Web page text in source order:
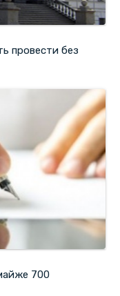
провести без
700